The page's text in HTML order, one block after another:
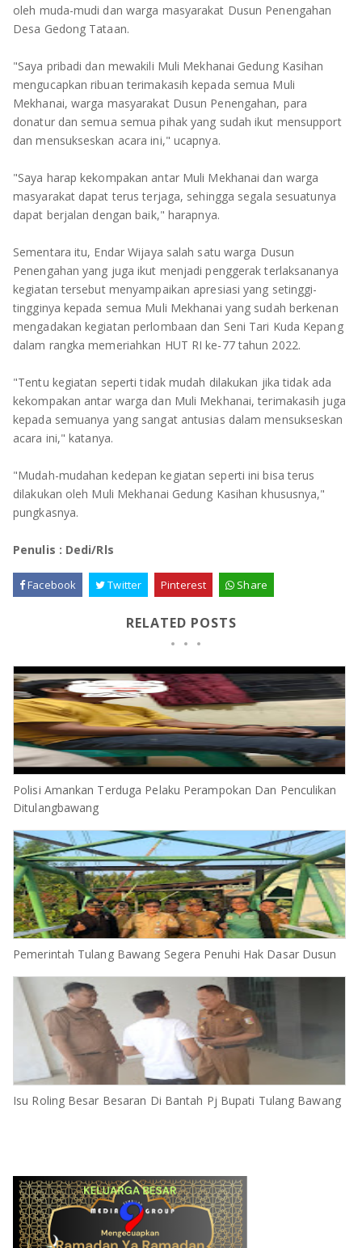
oleh muda-mudi dan warga masyarakat Dusun Penengahan
Desa Gedong Tataan.
"Saya pribadi dan mewakili Muli Mekhanai Gedung Kasihan
mengucapkan ribuan terimakasih kepada semua Muli
Mekhanai, warga masyarakat Dusun Penengahan, para
donatur dan semua semua pihak yang sudah ikut mensupport
dan mensukseskan acara ini," ucapnya.
"Saya harap kekompakan antar Muli Mekhanai dan warga
masyarakat dapat terus terjaga, sehingga segala sesuatunya
dapat berjalan dengan baik," harapnya.
Sementara itu, Endar Wijaya salah satu warga Dusun
Penengahan yang juga ikut menjadi penggerak terlaksananya
kegiatan tersebut menyampaikan apresiasi yang setinggi-
tingginya kepada semua Muli Mekhanai yang sudah berkenan
mengadakan kegiatan perlombaan dan Seni Tari Kuda Kepang
dalam rangka memeriahkan HUT RI ke-77 tahun 2022.
"Tentu kegiatan seperti tidak mudah dilakukan jika tidak ada
kekompakan antar warga dan Muli Mekhanai, terimakasih juga
kepada semuanya yang sangat antusias dalam mensukseskan
acara ini," katanya.
"Mudah-mudahan kedepan kegiatan seperti ini bisa terus
dilakukan oleh Muli Mekhanai Gedung Kasihan khususnya,"
pungkasnya.
Penulis : Dedi/Rls
Facebook Twitter Pinterest Share
RELATED POSTS
Polisi Amankan Terduga Pelaku Perampokan Dan Penculikan
Ditulangbawang
Pemerintah Tulang Bawang Segera Penuhi Hak Dasar Dusun
Isu Roling Besar Besaran Di Bantah Pj Bupati Tulang Bawang